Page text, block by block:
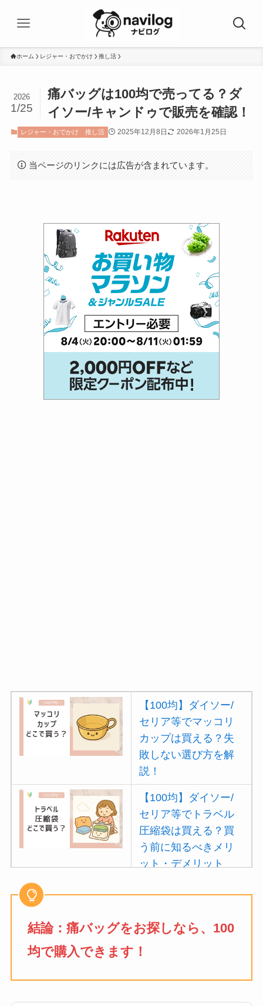
ホーム レジャー・おでかけ 推し活
痛バッグは100均で売ってる？ダ
イソー/キャンドゥで販売を確認！
2026
1/25
レジャー・おでかけ 推し活 2025年12月8日 2026年1月25日
当ページのリンクには広告が含まれています。
【100均】ダイソー/
セリア等でマッコリ
カップは買える？失
敗しない選び方を解
説！
【100均】ダイソー/
セリア等でトラベル
圧縮袋は買える？買
う前に知るべきメリ
ット・デメリット
セリア等でポイズン
る？使い方や選び方
【100均】ダイソー/
結論：痛バッグをお探しなら、100
均で購入できます！